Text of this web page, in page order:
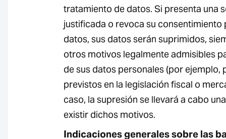
tratamiento de datos. Si presenta una
justificada o revoca su
datos, sus datos serán suprimidos,
otros motivos legalmente admisibles
de sus datos personales (por ejemplo,
previstos en la legislación fiscal o
caso, la supresión se llevará a cabo
existir dichos motivos.
Indicaciones generales sobre las